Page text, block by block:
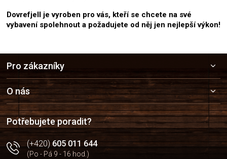
Dovrefjell je vyroben pro vás, kteří se chcete na své
vybavení spolehnout a požadujete od něj jen nejlepší výkon!
a
t
í
Pro zákazníky
O nás
Potřebujete poradit?
(+420)605 011 644
(Po - Pá 9 - 16 hod.)